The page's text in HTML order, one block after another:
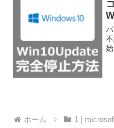
ホーム 1 |